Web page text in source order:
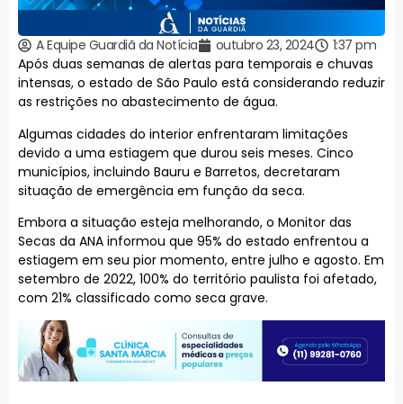
A Equipe Guardiã da Notícia outubro 23, 2024
1:37 pm
Após duas semanas de alertas para temporais e chuvas
intensas, o estado de São Paulo está considerando reduzir
as restrições no abastecimento de água.
Algumas cidades do interior enfrentaram limitações
devido a uma estiagem que durou seis meses. Cinco
municípios, incluindo Bauru e Barretos, decretaram
situação de emergência em função da seca.
Embora a situação esteja melhorando, o Monitor das
Secas da ANA informou que 95% do estado enfrentou a
estiagem em seu pior momento, entre julho e agosto. Em
setembro de 2022, 100% do território paulista foi afetado,
com 21% classificado como seca grave.